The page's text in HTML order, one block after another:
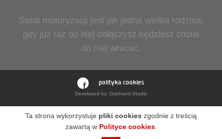
Świat motoryzacji jest jak jedna wielka rodzina,
gdy już raz do niej dołączysz będziesz chciał
do niej wracać.
polityka cookies
Developed by: Dabhand.Studio
Ta strona wykorzystuje pliki cookies zgodnie z treścią
zawartą w Polityce cookies.